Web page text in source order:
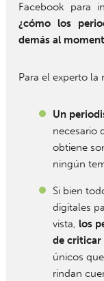
Facebook para
¿cómo los
demás al
Para el experto la
Un
necesario
obtiene
ningún
Si bien
digitales
vista, los
de criticar
únicos
rindan